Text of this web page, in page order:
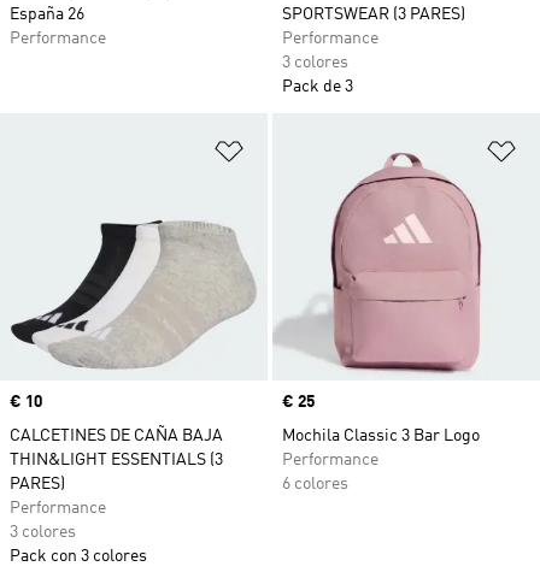
España 26
Performance
SPORTSWEAR (3 PARES)
Performance
3 colores
Pack de 3
Precio
€ 10
CALCETINES DE CAÑA BAJA
THIN&LIGHT ESSENTIALS (3
PARES)
Performance
3 colores
Pack con 3 colores
Precio
€ 25
Mochila Classic 3 Bar Logo
Performance
6 colores